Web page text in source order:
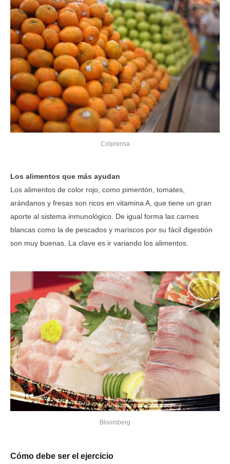
Colprensa
Los alimentos que más ayudan
Los alimentos de color rojo, como pimentón, tomates,
arándanos y fresas son ricos en vitamina A, que tiene un gran
aporte al sistema inmunológico. De igual forma las carnes
blancas como la de pescados y mariscos por su fácil digestión
son muy buenas. La clave es ir variando los alimentos.
Bloomberg
Cómo debe ser el ejercicio